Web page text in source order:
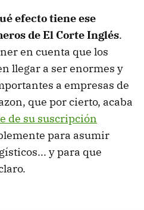
efecto tiene ese
de El Corte Inglés.
en cuenta que los
llegar a ser enormes y
a empresas de
que por cierto, acaba
de su suscripción
para asumir
y para que